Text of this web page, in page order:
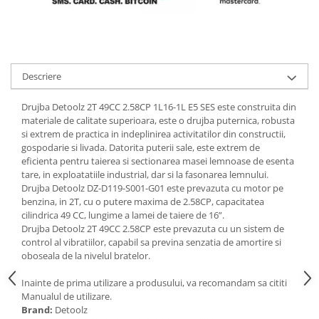
Zdrobitoare manuale
Masini de cusut si accesorii
Articole antidaunatori gradina
Sere si solarii
Suflante si aspiratoare exterior
Unelte altoit
Unelte manuale de gradina -
Stropitori
Folie si plase pt plante
Masini de maturat manuale
Masini batut stalpi
Camping
Curatenie si menaj
Accesorii ingrijire casa
Accesorii maturi, mopuri si galeti
Aparate de calcat
Aspiratoare electrice
Cutii depozitare diverse
Cutii depozitare medicamente
Cutii pentru chei
Dulapuri si rafturi de depozitare
Maturi, mopuri si galeti
Organizatoare imbracaminte si
incaltaminte
Perii de curatare
Macarale electrice
Macarale manuale
Rulete
Telemetre, nivele, sublere
Masini de polisat
Rindele electrice
Pistoale electrice aer cald si vopsit
Pistoale electrice aer cald
Pistoale electrice de vopsit
Echipamente de protectie
Cizme, bocanci, pantofi si galosi
Manusi si palmare
Descriere
Drujba Detoolz 2T 49CC 2.58CP 1L16-1L E5 SES este construita din
materiale de calitate superioara, este o drujba puternica, robusta
si extrem de practica in indeplinirea activitatilor din constructii,
gospodarie si livada. Datorita puterii sale, este extrem de
eficienta pentru taierea si sectionarea masei lemnoase de esenta
tare, in exploatatiile industrial, dar si la fasonarea lemnului.
Drujba Detoolz DZ-D119-S001-G01 este prevazuta cu motor pe
benzina, in 2T, cu o putere maxima de 2.58CP, capacitatea
cilindrica 49 CC, lungime a lamei de taiere de 16”.
Drujba Detoolz 2T 49CC 2.58CP este prevazuta cu un sistem de
control al vibratiilor, capabil sa previna senzatia de amortire si
oboseala de la nivelul bratelor.
Inainte de prima utilizare a produsului, va recomandam sa cititi
Manualul de utilizare.
Brand: Detoolz